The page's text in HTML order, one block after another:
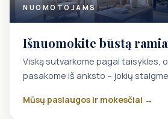
NUOMOTOJAMS
Išnuomokite būstą
Viską sutvarkome pagal taisykles,
pasakome iš anksto – jokių
Mūsų paslaugos ir mokesčiai →